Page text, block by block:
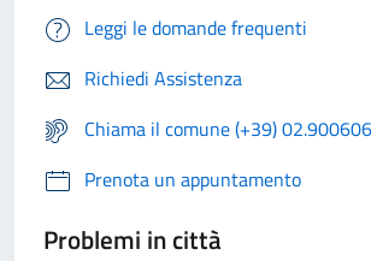
Leggi le domande frequenti
Richiedi Assistenza
Chiama il comune (+39)
Prenota un appuntamento
Problemi in città